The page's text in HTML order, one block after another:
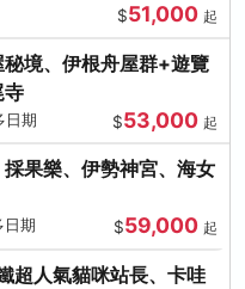
$51,000 起
境、伊根舟屋群+遊覽
寺
期 $53,000 起
果樂、伊勢神宮、海女
期 $59,000 起
超人氣貓咪站長、卡哇